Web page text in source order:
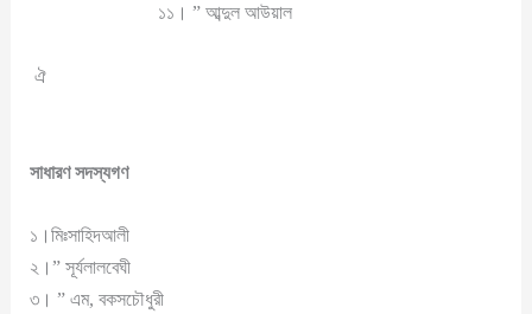
১১। ” আব্দুল আউয়াল
ঐ
সাধারণ সদস্যগণ
১।মিঃসাহিদআলী
২।” সূর্যলালবেঘী
৩। ” এম, বকসচৌধুরী